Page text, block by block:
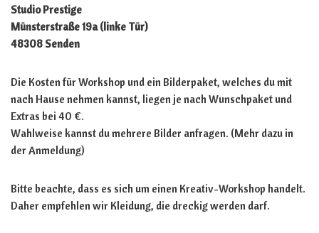
Studio Prestige
Münsterstraße 19a (linke Tür)
48308 Senden
Die Kosten für Workshop und ein Bilderpaket, welches du mit
nach Hause nehmen kannst, liegen je nach Wunschpaket und
Extras bei 40 €.
Wahlweise kannst du mehrere Bilder anfragen. (Mehr dazu in
der Anmeldung)
Bitte beachte, dass es sich um einen Kreativ-Workshop handelt.
Daher empfehlen wir Kleidung, die dreckig werden darf.